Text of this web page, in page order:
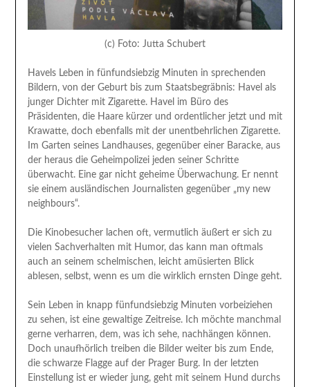
(c) Foto: Jutta Schubert
Havels Leben in fünfundsiebzig Minuten in sprechenden
Bildern, von der Geburt bis zum Staatsbegräbnis: Havel als
junger Dichter mit Zigarette. Havel im Büro des
Präsidenten, die Haare kürzer und ordentlicher jetzt und mit
Krawatte, doch ebenfalls mit der unentbehrlichen Zigarette.
Im Garten seines Landhauses, gegenüber einer Baracke, aus
der heraus die Geheimpolizei jeden seiner Schritte
überwacht. Eine gar nicht geheime Überwachung. Er nennt
sie einem ausländischen Journalisten gegenüber „my new
neighbours“.
Die Kinobesucher lachen oft, vermutlich äußert er sich zu
vielen Sachverhalten mit Humor, das kann man oftmals
auch an seinem schelmischen, leicht amüsierten Blick
ablesen, selbst, wenn es um die wirklich ernsten Dinge geht.
Sein Leben in knapp fünfundsiebzig Minuten vorbeiziehen
zu sehen, ist eine gewaltige Zeitreise. Ich möchte manchmal
gerne verharren, dem, was ich sehe, nachhängen können.
Doch unaufhörlich treiben die Bilder weiter bis zum Ende,
die schwarze Flagge auf der Prager Burg. In der letzten
Einstellung ist er wieder jung, geht mit seinem Hund durchs